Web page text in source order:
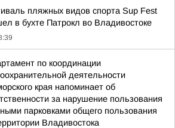
пляжных видов спорта Sup Fest
в бухте Патрокл во Владивостоке
по координации
деятельности
края напоминает об
за нарушение пользования
парковками общего пользования
Владивостока